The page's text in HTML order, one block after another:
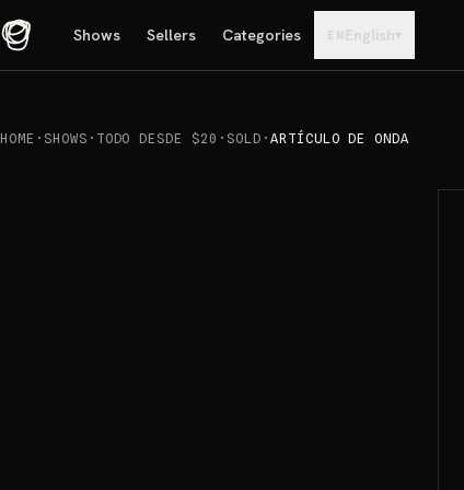
Shows Sellers Categories EN English▾
HOME · SHOWS · TODO DESDE $20 · SOLD · ARTÍCULO DE ONDA